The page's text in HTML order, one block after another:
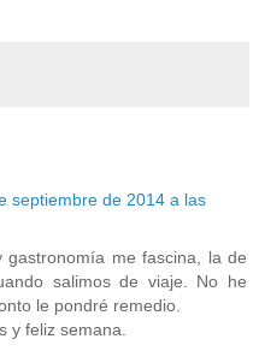
septiembre de 2014 a las
gastronomía me fascina, la de
salimos de viaje. No he
le pondré remedio.
y feliz semana.